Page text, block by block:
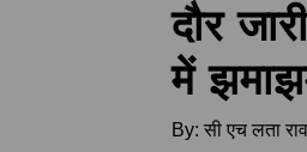
दौर
में
By: सी एच लता राव